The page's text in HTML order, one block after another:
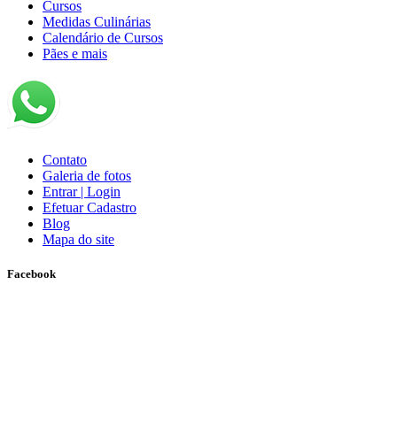
Cursos
Medidas Culinárias
Calendário de Cursos
Pães e mais
Contato
Galeria de fotos
Entrar | Login
Efetuar Cadastro
Blog
Mapa do site
Facebook